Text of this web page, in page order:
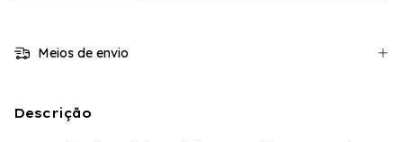
Meios de envio
Descrição